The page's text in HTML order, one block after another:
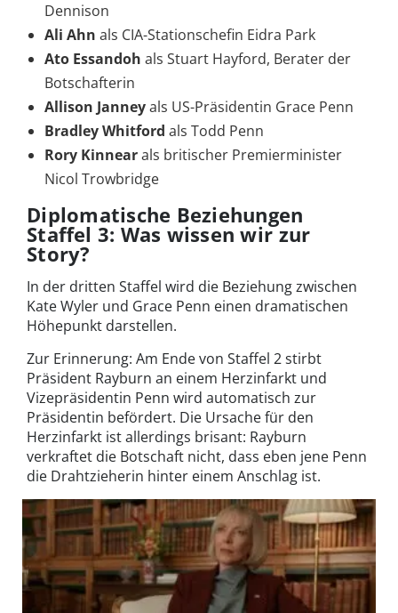
Dennison
Ali Ahn als CIA-Stationschefin Eidra Park
Ato Essandoh als Stuart Hayford, Berater der
Botschafterin
Allison Janneyals US-Präsidentin Grace Penn
Bradley Whitford als Todd Penn
Rory Kinnearals britischer Premierminister
Nicol Trowbridge
Diplomatische Beziehungen
Staffel 3: Was wissen wir zur
Story?
In der dritten Staffel wird die Beziehung zwischen
Kate Wyler und Grace Penn einen dramatischen
Höhepunkt darstellen.
Zur Erinnerung: Am Ende von Staffel 2 stirbt
Präsident Rayburn an einem Herzinfarkt und
Vizepräsidentin Penn wird automatisch zur
Präsidentin befördert. Die Ursache für den
Herzinfarkt ist allerdings brisant: Rayburn
verkraftet die Botschaft nicht, dass eben jene Penn
die Drahtzieherin hinter einem Anschlag ist.